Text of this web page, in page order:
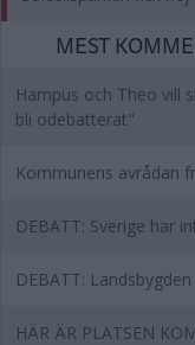
MEST
Hampus och Theo vill
bli odebatterat"
Kommunens avrådan
DEBATT: Sverige har
DEBATT:
HÄR ÄR PLATSEN